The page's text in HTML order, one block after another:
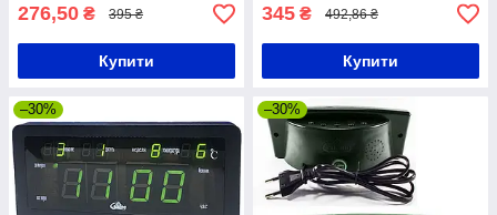
276,50 ₴ 395 ₴
Купити
345 ₴ 492,86 ₴
Купити
–30% –30%